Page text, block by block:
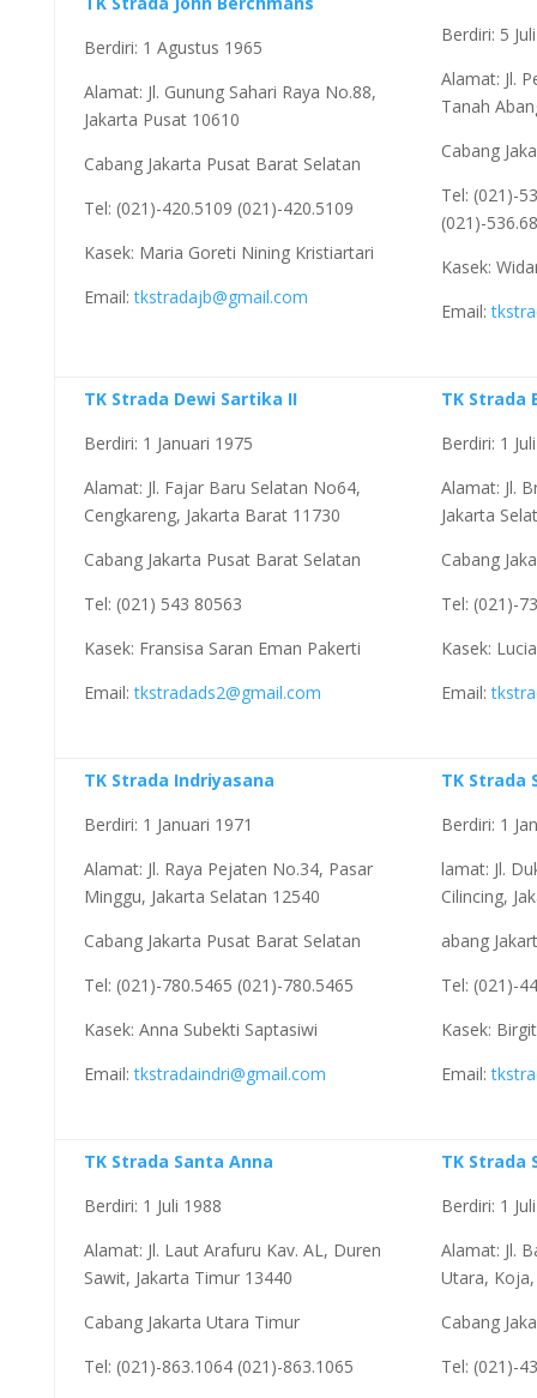
Berdiri: 1 Agustus 1965
Alamat: Jl. Gunung Sahari Raya No.88,
Jakarta Pusat 10610
Cabang Jakarta Pusat Barat Selatan
Tel: (021)-420.5109 (021)-420.5109
Kasek: Maria Goreti Nining Kristiartari
Email:tkstradajb@gmail.com
Berdiri: 5
Alamat: Jl.
Tanah
Cabang
Tel: (021)-
(021)-
Kasek:
Email:
TK Strada Dewi Sartika II
Berdiri: 1 Januari 1975
Alamat: Jl. Fajar Baru Selatan No64,
Cengkareng, Jakarta Barat 11730
Cabang Jakarta Pusat Barat Selatan
Tel: (021) 543 80563
Kasek: Fransisa Saran Eman Pakerti
Email:tkstradads2@gmail.com
TK Strada
Berdiri: 1
Alamat: Jl.
Jakarta
Cabang
Tel: (021)-
Kasek:
Email:
TK Strada Indriyasana
Berdiri: 1 Januari 1971
Alamat: Jl. Raya Pejaten No.34, Pasar
Minggu, Jakarta Selatan 12540
Cabang Jakarta Pusat Barat Selatan
Tel: (021)-780.5465 (021)-780.5465
Kasek: Anna Subekti Saptasiwi
Email:tkstradaindri@gmail.com
TK Strada
Berdiri: 1
lamat: Jl.
Cilincing,
abang
Tel: (021)-
Kasek:
Email:
TK Strada Santa Anna
Berdiri: 1 Juli 1988
Alamat: Jl. Laut Arafuru Kav. AL, Duren
Sawit, Jakarta Timur 13440
Cabang Jakarta Utara Timur
Tel: (021)-863.1064 (021)-863.1065
TK Strada
Berdiri: 1
Alamat: Jl.
Utara,
Cabang
Tel: (021)-